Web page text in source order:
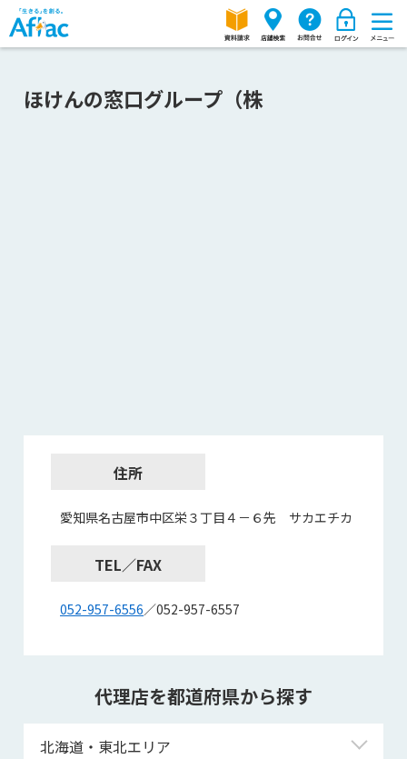
ほけんの窓口グループ（株
住所
愛知県名古屋市中区栄３丁目４－６先 サカエチカ
TEL／FAX
052-957-6556／052-957-6557
代理店を都道府県から探す
北海道・東北エリア